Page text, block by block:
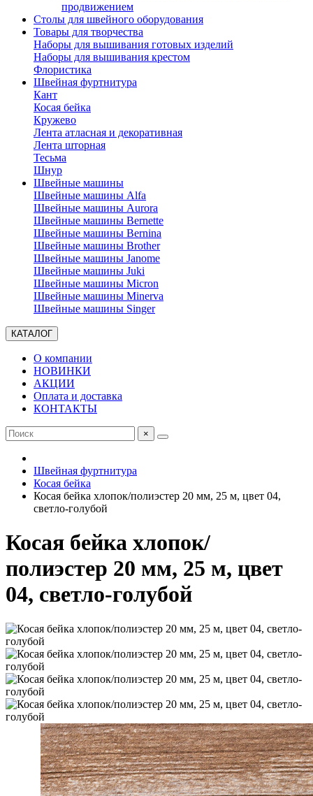
продвижением
Столы для швейного оборудования
Товары для творчества
Наборы для вышивания готовых изделий
Наборы для вышивания крестом
Флористика
Швейная фуртнитура
Кант
Косая бейка
Кружево
Лента aтласная и декоративная
Лента шторная
Тесьма
Шнур
Швейные машины
Швейные машины Alfa
Швейные машины Aurora
Швейные машины Bernette
Швейные машины Bernina
Швейные машины Brother
Швейные машины Janome
Швейные машины Juki
Швейные машины Micron
Швейные машины Minerva
Швейные машины Singer
КАТАЛОГ
О компании
НОВИНКИ
АКЦИИ
Оплата и доставка
КОНТАКТЫ
×
Швейная фуртнитура
Косая бейка
Косая бейка хлопок/полиэстер 20 мм, 25 м, цвет 04,
светло-голубой
Косая бейка хлопок/
полиэстер 20 мм, 25 м, цвет
04, светло-голубой